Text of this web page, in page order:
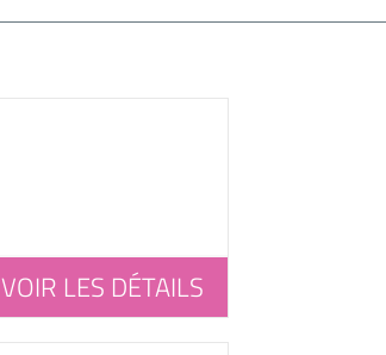
VOIR LES DÉTAILS